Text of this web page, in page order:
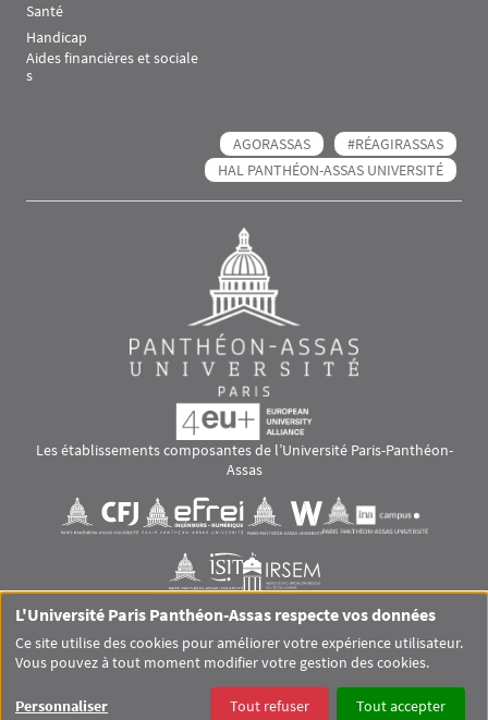
Santé
Handicap
Aides financières et sociale
s
AGORASSAS
#RÉAGIRASSAS
HAL PANTHÉON-ASSAS UNIVERSITÉ
Les établissements composantes de l’Université Paris-Panthéon-
Assas
Visuel svgVisuel svg Visuel svgVisuel svg
Visuel svgVisuel svg
RS footer
GLOSSAIRE
MENTIONS LÉGALES
L'Université Paris Panthéon-Assas respecte vos données
Ce site utilise des cookies pour améliorer votre expérience utilisateur.
Vous pouvez à tout moment modifier votre gestion des cookies.
Personnaliser Tout refuser Tout accepter